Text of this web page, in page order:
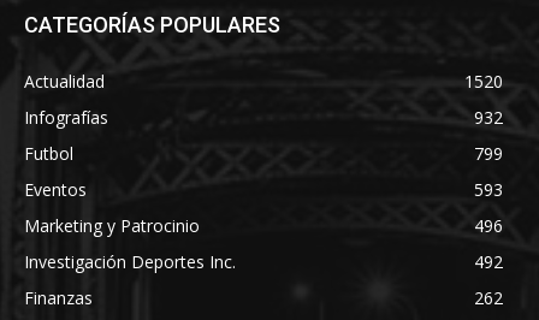
CATEGORÍAS POPULARES
Actualidad
1520
Infografías
932
Futbol
799
Eventos
593
Marketing y Patrocinio
496
Investigación Deportes Inc.
492
Finanzas
262